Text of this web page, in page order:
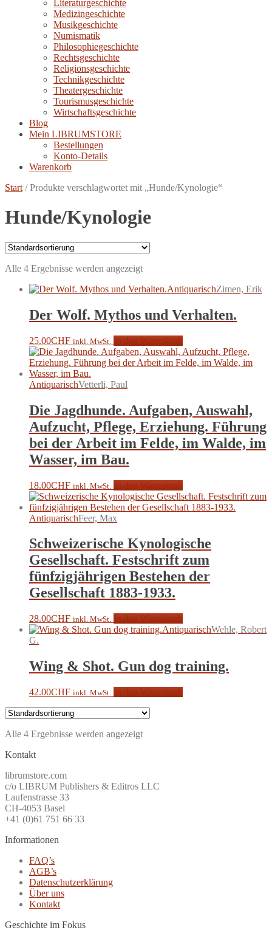
Literaturgeschichte
Medizingeschichte
Musikgeschichte
Numismatik
Philosophiegeschichte
Rechtsgeschichte
Religionsgeschichte
Technikgeschichte
Theatergeschichte
Tourismusgeschichte
Wirtschaftsgeschichte
Blog
Mein LIBRUMSTORE
Bestellungen
Konto-Details
Warenkorb
Start /Produkte verschlagwortet mit „Hunde/Kynologie“
Hunde/Kynologie
Alle 4 Ergebnisse werden angezeigt
AntiquarischZimen, Erik
Der Wolf. Mythos und Verhalten.
25.00CHF inkl. MwSt.
AntiquarischVetterli, Paul
Die Jagdhunde. Aufgaben, Auswahl,
Aufzucht, Pflege, Erziehung. Führung
bei der Arbeit im Felde, im Walde, im
Wasser, im Bau.
18.00CHF inkl. MwSt.
AntiquarischFeer, Max
Schweizerische Kynologische
Gesellschaft. Festschrift zum
fünfzigjährigen Bestehen der
Gesellschaft 1883-1933.
28.00CHF inkl. MwSt.
AntiquarischWehle, Robert
G.
Wing & Shot. Gun dog training.
42.00CHF inkl. MwSt.
Alle 4 Ergebnisse werden angezeigt
Kontakt
librumstore.com
c/o LIBRUM Publishers & Editros LLC
Laufenstrasse 33
CH-4053 Basel
+41 (0)61 751 66 33
Informationen
FAQ’s
AGB’s
Datenschutzerklärung
Über uns
Kontakt
Geschichte im Fokus